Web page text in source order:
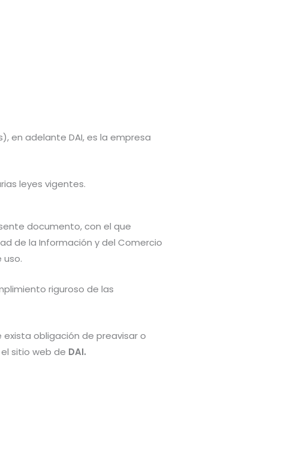
en adelante DAI, es la empresa
leyes vigentes.
documento, con el que
de la Información y del Comercio
uso.
riguroso de las
obligación de preavisar o
sitio web de DAI.